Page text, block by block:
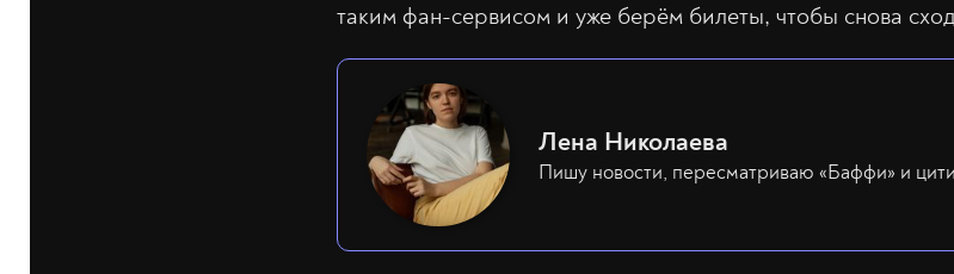
таким фан-сервисом и уже берём билеты, чтобы снова
Лена Николаева
Пишу новости, пересматриваю «Баффи» и